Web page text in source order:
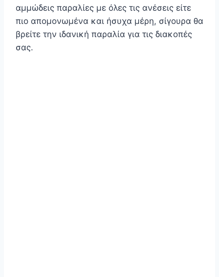
αμμώδεις παραλίες με όλες τις ανέσεις είτε
πιο απομονωμένα και ήσυχα μέρη, σίγουρα θα
βρείτε την ιδανική παραλία για τις διακοπές
σας.